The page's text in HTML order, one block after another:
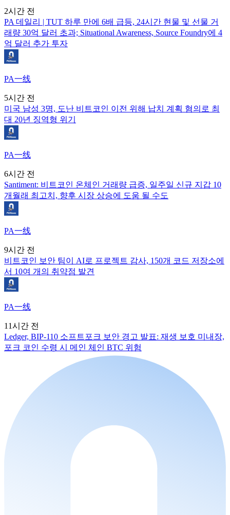
2시간 전
PA 데일리 | TUT 하루 만에 6배 급등, 24시간 현물 및 선물 거
래량 30억 달러 초과; Situational Awareness, Source Foundry에 4
억 달러 추가 투자
PA一线
5시간 전
미국 남성 3명, 도난 비트코인 이전 위해 납치 계획 혐의로 최
대 20년 징역형 위기
PA一线
6시간 전
Santiment: 비트코인 온체인 거래량 급증, 일주일 신규 지갑 10
개월래 최고치, 향후 시장 상승에 도움 될 수도
PA一线
9시간 전
비트코인 보안 팀이 AI로 프로젝트 감사, 150개 코드 저장소에
서 10여 개의 취약점 발견
PA一线
11시간 전
Ledger, BIP-110 소프트포크 보안 경고 발표: 재생 보호 미내장,
포크 코인 수령 시 메인 체인 BTC 위험